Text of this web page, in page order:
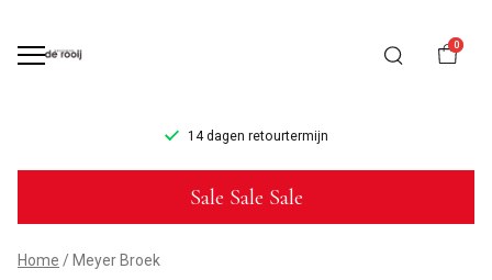
0
14 dagen retourtermijn
Meyer
Broek
Sale Sale Sale
Home Meyer Broek